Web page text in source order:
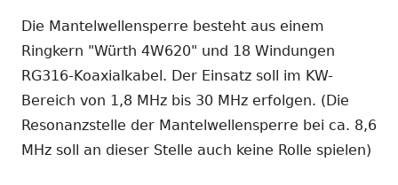
Die Mantelwellensperre besteht aus einem
Ringkern "Würth 4W620" und 18 Windungen
RG316-Koaxialkabel. Der Einsatz soll im KW-
Bereich von 1,8 MHz bis 30 MHz erfolgen. (Die
Resonanzstelle der Mantelwellensperre bei ca. 8,6
MHz soll an dieser Stelle auch keine Rolle spielen)